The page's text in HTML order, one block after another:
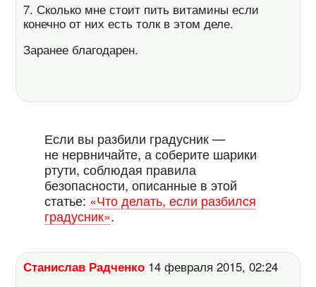
7. Сколько мне стоит пить витамины если
конечно от них есть толк в этом деле.
Заранее благодарен.
Если вы разбили градусник —
не нервничайте, а соберите шарики
ртути, соблюдая правила
безопасности, описанные в этой
статье: «Что делать, если разбился
градусник».
Станислав Радченко 14 февраля 2015, 02:24